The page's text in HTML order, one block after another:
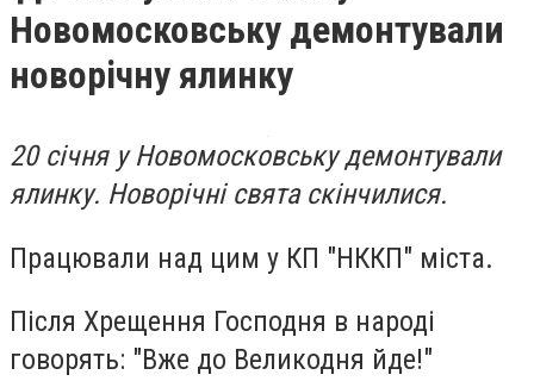
Новомосковську демонтували
новорічну ялинку
20 січня у Новомосковську демонтували
ялинку. Новорічні свята скінчилися.
Працювали над цим у КП "НККП" міста.
Після Хрещення Господня в народі
говорять: "Вже до Великодня йде!"